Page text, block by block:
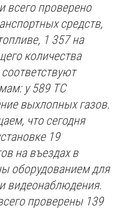
всего проверено
средств,
1 357 на
количества
у 589 ТС
выхлопных газов.
что сегодня
19
на въездах в
оборудованием для
видеонаблюдения.
проверены 139